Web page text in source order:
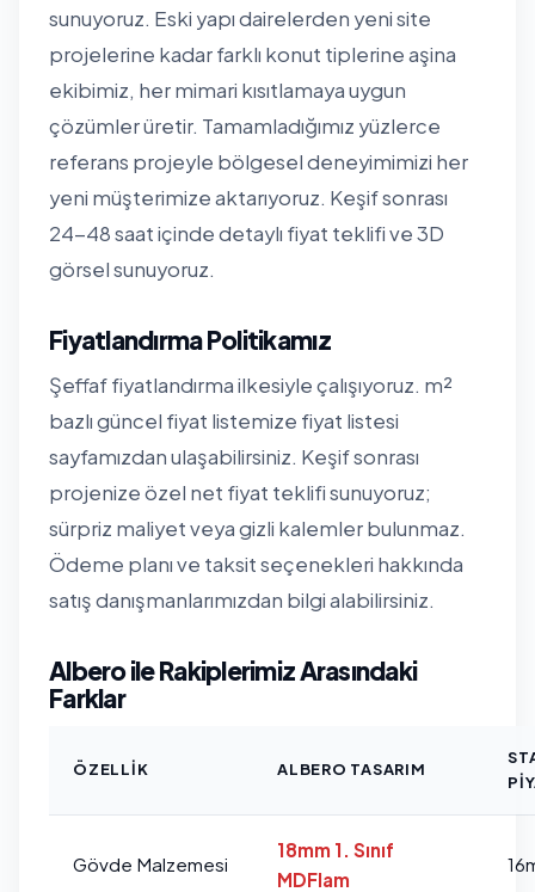
sunuyoruz. Eski yapı dairelerden yeni site
projelerine kadar farklı konut tiplerine aşina
ekibimiz, her mimari kısıtlamaya uygun
çözümler üretir. Tamamladığımız yüzlerce
referans projeyle bölgesel deneyimimizi her
yeni müşterimize aktarıyoruz. Keşif sonrası
24-48 saat içinde detaylı fiyat teklifi ve 3D
görsel sunuyoruz.
Fiyatlandırma Politikamız
Şeffaf fiyatlandırma ilkesiyle çalışıyoruz. m²
bazlı güncel fiyat listemize fiyat listesi
sayfamızdanulaşabilirsiniz. Keşif sonrası
projenize özel net fiyat teklifi sunuyoruz;
sürpriz maliyet veya gizli kalemler bulunmaz.
Ödeme planı ve taksit seçenekleri hakkında
satış danışmanlarımızdan bilgi alabilirsiniz.
Albero ile Rakiplerimiz Arasındaki
Farklar
ÖZELLIK ALBERO TASARIM
Gövde Malzemesi
18mm 1. Sınıf
MDFlam